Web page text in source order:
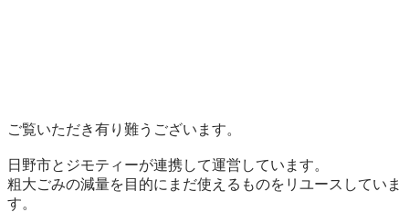
ご覧いただき有り難うございます。
日野市とジモティーが連携して運営しています。
粗⼤ごみの減量を⽬的にまだ使えるものをリユースしていま
す。